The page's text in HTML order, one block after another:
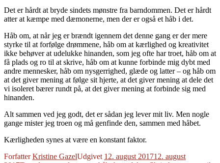
Det er hårdt at bryde sindets mønstre fra barndommen. Det er hårdt
atter at kæmpe med dæmonerne, men der er også et håb i det.
Håb om, at når jeg er brændt igennem det denne gang er der mere
styrke til at forfølge drømmene, håb om at kærlighed og kreativitet
ikke behøver at udelukke hinanden, som jeg ofte har troet, håb om at
få plads og ro til at skrive, håb om at kunne forbinde mig dybt med
andre mennesker, håb om nysgerrighed, glæde og latter – og håb om
at det giver mening at følge sit hjerte, at det giver mening at dele det
vi isoleret bærer rundt på, at det giver mening at forbinde sig med
hinanden.
Alt sammen ved jeg godt, det er sådan jeg lever mit liv. Men nogle
gange mister jeg troen og må genfinde den, sammen med håbet.
Kærligheden synes at være en konstant faktor.
ForfatterKristine GazelUdgivet 12. august 201712. august